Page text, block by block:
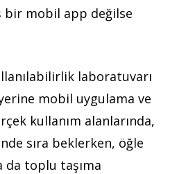
bir mobil app değilse
laboratuvarı
mobil uygulama ve
kullanım alanlarında,
sıra beklerken, öğle
da toplu taşıma